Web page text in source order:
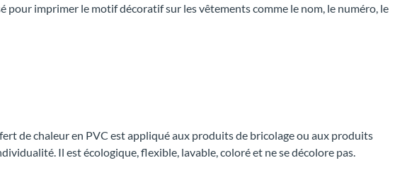
pour imprimer le motif décoratif sur les vêtements comme le nom, le numéro, le
de chaleur en PVC est appliqué aux produits de bricolage ou aux produits
Il est écologique, flexible, lavable, coloré et ne se décolore pas.